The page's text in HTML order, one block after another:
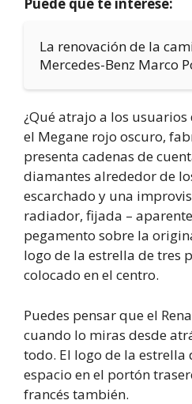
La renovación de la
Mercedes-Benz Marco
¿Qué atrajo a los usuarios
el Megane rojo oscuro,
presenta cadenas de
diamantes alrededor de
escarchado y una
radiador, fijada –
pegamento sobre la
logo de la estrella de tres
colocado en el centro.
Puedes pensar que el
cuando lo miras desde
todo. El logo de la estrella
espacio en el portón
francés también.